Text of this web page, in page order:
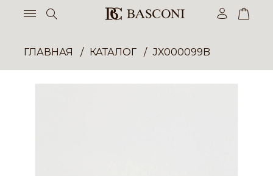
ГЛАВНАЯ КАТАЛОГ JX000099B